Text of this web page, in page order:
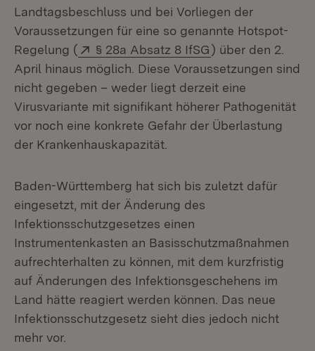
Landtagsbeschluss und bei Vorliegen der
Voraussetzungen für eine so genannte Hotspot-
Regelung (
Extern:
§ 28a Absatz 8 IfSG(Öffnet in neuem
) über den 2.
April hinaus möglich. Diese Voraussetzungen sind
nicht gegeben – weder liegt derzeit eine
Virusvariante mit signifikant höherer Pathogenität
vor noch eine konkrete Gefahr der Überlastung
der Krankenhauskapazität.
Baden-Württemberg hat sich bis zuletzt dafür
eingesetzt, mit der Änderung des
Infektionsschutzgesetzes einen
Instrumentenkasten an Basisschutzmaßnahmen
aufrechterhalten zu können, mit dem kurzfristig
auf Änderungen des Infektionsgeschehens im
Land hätte reagiert werden können. Das neue
Infektionsschutzgesetz sieht dies jedoch nicht
mehr vor.